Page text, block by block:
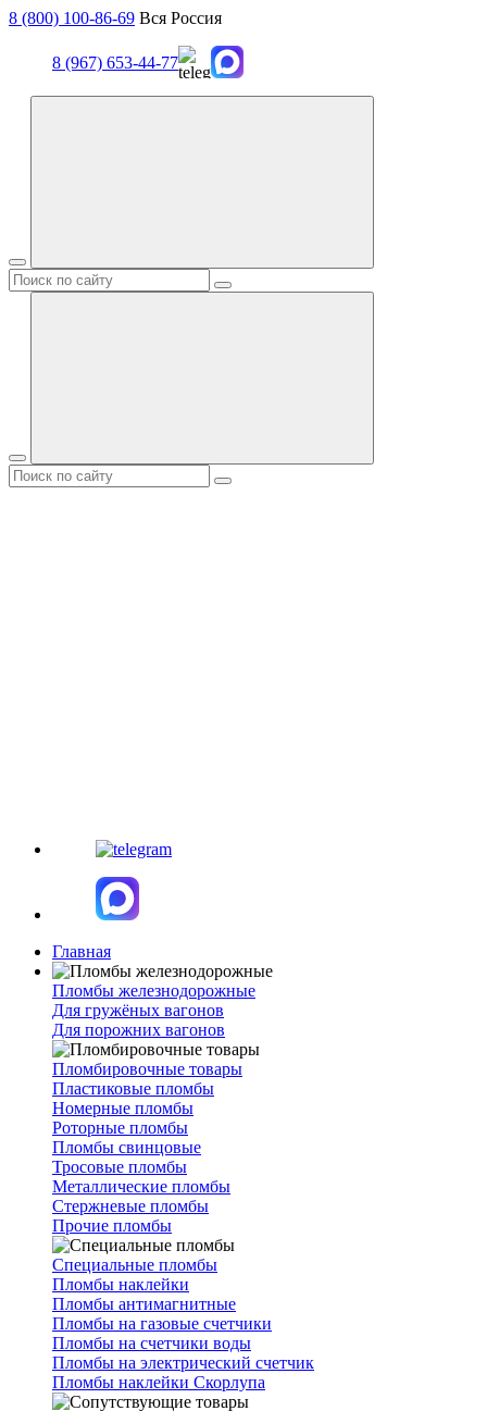
8 (800) 100-86-69 Вся Россия
8 (967) 653-44-77
Главная
Пломбы железнодорожные
Для гружёных вагонов
Для порожних вагонов
Пломбировочные товары
Пластиковые пломбы
Номерные пломбы
Роторные пломбы
Пломбы свинцовые
Тросовые пломбы
Металлические пломбы
Стержневые пломбы
Прочие пломбы
Специальные пломбы
Пломбы наклейки
Пломбы антимагнитные
Пломбы на газовые счетчики
Пломбы на счетчики воды
Пломбы на электрический счетчик
Пломбы наклейки Скорлупа